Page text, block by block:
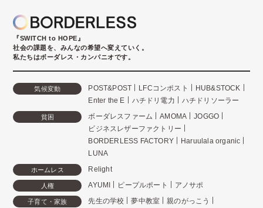
『SWITCH to HOPE』
社会の課題を、みんなの希望へ変えていく。
私たちはボーダレス・カンパニオです。
気候変動 POST&POST LFCコンポスト
HUB&STOCK
Enter the E
ハチドリ電力 ハチドリソーラー
貧困 ボーダレスファーム AMOMA
JOGGO
ビジネスレザーファクトリー
BORDERLESS FACTORY
Haruulala organic
LUNA
ホームレス Relight
人権 AYUMI ピープルポート アノサポ
子育て・家族 先生の学校 夢中教室
親のがっこう